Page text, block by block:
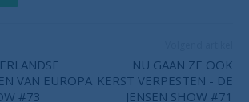
VAN EUROPA
#73
NU GAAN ZE OOK
KERST VERPESTEN - DE
JENSEN SHOW #71